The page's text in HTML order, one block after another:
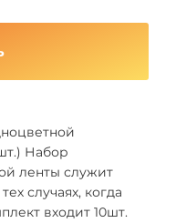
Набор
ленты служит
случаях, когда
входит 10шт.